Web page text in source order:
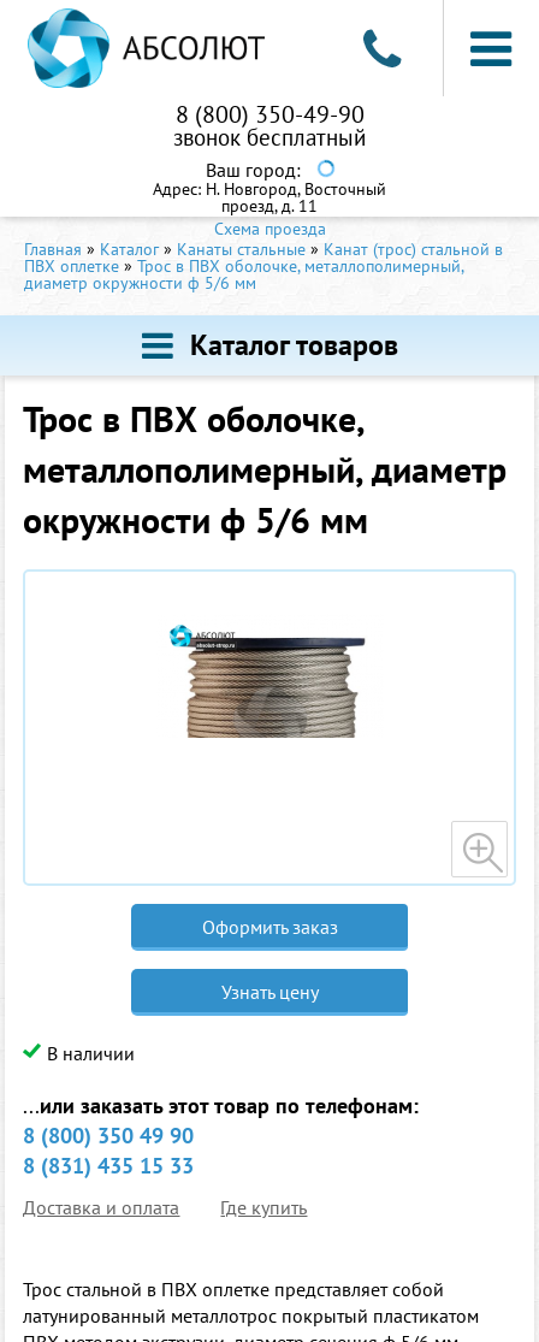
8 (800) 350-49-90
звонок бесплатный
Ваш город:
Адрес: Н. Новгород, Восточный
проезд, д. 11
Схема проезда
Главная » Каталог» Канаты стальные » Канат (трос) стальной в
ПВХ оплетке » Трос в ПВХ оболочке, металлополимерный,
диаметр окружности ф 5/6 мм
Каталог товаров
Трос в ПВХ оболочке,
металлополимерный, диаметр
окружности ф 5/6 мм
Оформить заказ
Узнать цену
В наличии
...или заказать этот товар по телефонам:
8 (800) 350 49 90
8 (831) 435 15 33
Доставка и оплата Где купить
Трос стальной в ПВХ оплетке представляет собой
латунированный металлотрос покрытый пластикатом